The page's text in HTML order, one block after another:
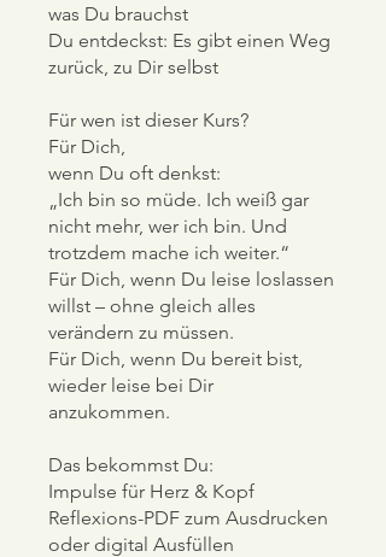
was Du brauchst
Du entdeckst: Es gibt einen Weg
zurück, zu Dir selbst
Für wen ist dieser Kurs?
Für Dich,
wenn Du oft denkst:
„Ich bin so müde. Ich weiß gar
nicht mehr, wer ich bin. Und
trotzdem mache ich weiter.“
Für Dich, wenn Du leise loslassen
willst – ohne gleich alles
verändern zu müssen.
Für Dich, wenn Du bereit bist,
wieder leise bei Dir
anzukommen.
Das bekommst Du:
Impulse für Herz & Kopf
Reflexions-PDF zum Ausdrucken
oder digital Ausfüllen